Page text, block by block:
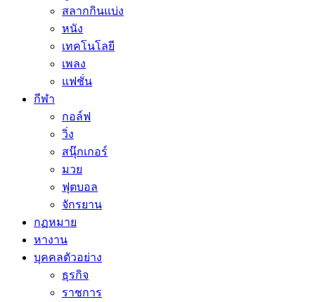
สลากกินแบ่ง
หนัง
เทคโนโลยี
เพลง
แฟชั่น
กีฬา
กอล์ฟ
วิ่ง
สนุ๊กเกอร์
มวย
ฟุตบอล
จักรยาน
กฏหมาย
หางาน
บุคคลตัวอย่าง
ธุรกิจ
ราชการ